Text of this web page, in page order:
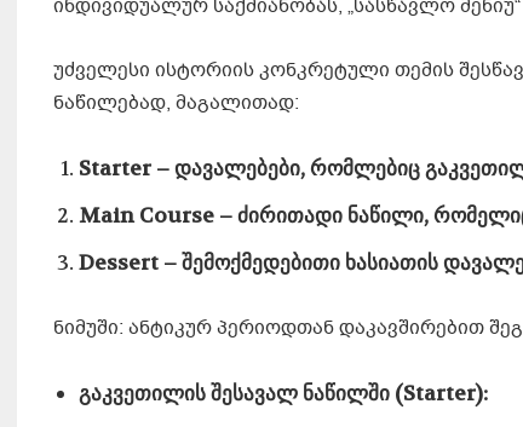
ინდივიდუალურ საქმიანობას, „სასწავლო
უძველესი ისტორიის კონკრეტული თემის
ნაწილებად, მაგალითად:
Starter – დავალებები, რომლებიც
Main Course – ძირითადი ნაწილი,
Dessert – შემოქმედებითი ხასიათის
ნიმუში: ანტიკურ პერიოდთან დაკავშირებით
გაკვეთილის შესავალ ნაწილში (Starter):